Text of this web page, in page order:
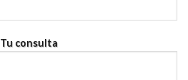
Tu consulta